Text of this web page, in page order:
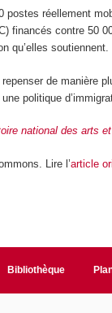
réellement
financés contre 50
qu’elles soutiennent.
de manière
politique
national des arts
Lire l’article
Bibliothèque